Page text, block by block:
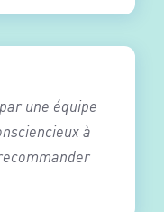
une équipe
à